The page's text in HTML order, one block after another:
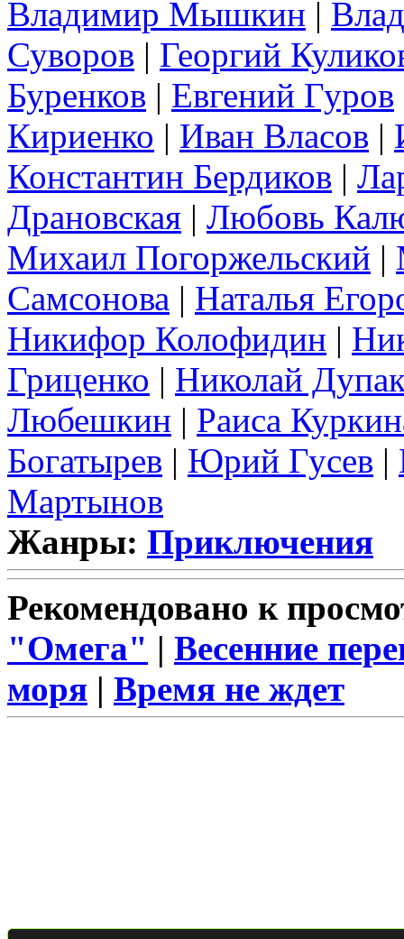
Владимир Мышкин |
Суворов | Георгий
Буренков | Евгений Гуров
Кириенко | Иван Власов |
Константин Бердиков |
Драновская | Любовь
Михаил Погоржельский |
Самсонова | Наталья
Никифор Колофидин |
Гриценко | Николай
Любешкин | Раиса
Богатырев | Юрий Гусев |
Мартынов
Жанры: Приключения
Рекомендовано к
"Омега" | Весенние
моря | Время не ждет